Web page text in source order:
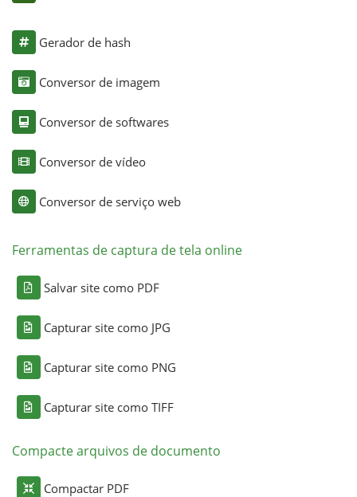
Gerador de hash
Conversor de imagem
Conversor de softwares
Conversor de vídeo
Conversor de serviço web
Ferramentas de captura de tela online
Salvar site como PDF
Capturar site como JPG
Capturar site como PNG
Capturar site como TIFF
Compacte arquivos de documento
Compactar PDF